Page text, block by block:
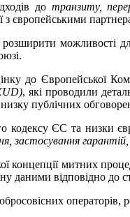
до транзиту,
європейськими
можливості для
до Європейської
, які проводили
публічних
ЄС та низки
застосування
концепції митних
даними відповідно до
операторів,